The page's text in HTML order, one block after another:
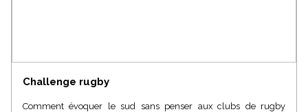
Challenge rugby
Comment évoquer le sud sans penser aux clubs de rugby